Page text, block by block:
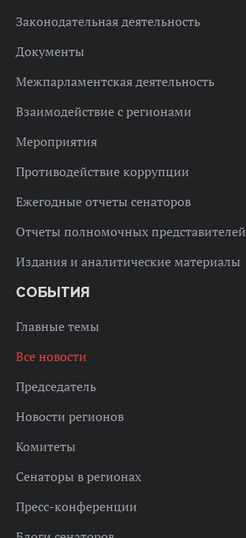
Законодательная деятельность
Документы
Межпарламентская деятельность
Взаимодействие с регионами
Мероприятия
Противодействие коррупции
Ежегодные отчеты сенаторов
Отчеты полномочных представителей
Издания и аналитические материалы
СОБЫТИЯ
Главные темы
Все новости
Председатель
Новости регионов
Комитеты
Сенаторы в регионах
Пресс-конференции